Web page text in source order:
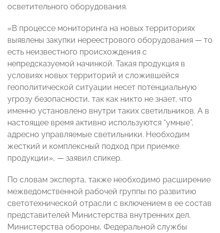
осветительного оборудования.
«В процессе мониторинга на новых территориях
выявлены закупки нереестрового оборудования — то
есть неизвестного происхождения с
непредсказуемой начинкой. Такая продукция в
условиях новых территорий и сложившейся
геополитической ситуации несет потенциальную
угрозу безопасности, так как никто не знает, что
именно установлено внутри таких светильников. А в
настоящее время активно используются “умные”,
адресно управляемые светильники. Необходим
жесткий и комплексный подход при приемке
продукции», — заявил спикер.
По словам эксперта, также необходимо расширение
межведомственной рабочей группы по развитию
светотехнической отрасли с включением в ее состав
представителей Министерства внутренних дел,
Министерства обороны, Федеральной службы